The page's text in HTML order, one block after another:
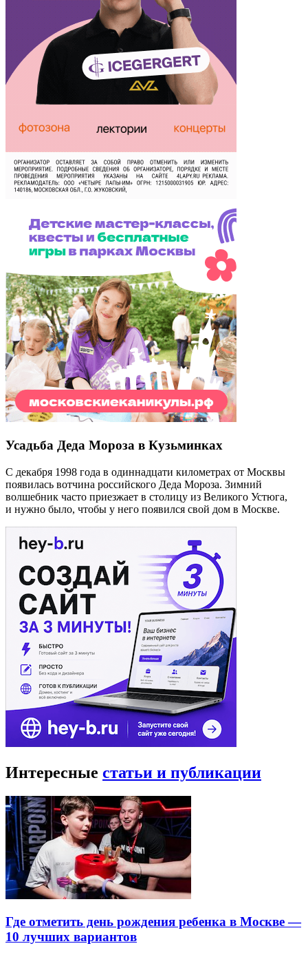
Усадьба Деда Мороза в Кузьминках
С декабря 1998 года в одиннадцати километрах от Москвы
появилась вотчина российского Деда Мороза. Зимний
волшебник часто приезжает в столицу из Великого Устюга,
и нужно было, чтобы у него появился свой дом в Москве.
Интересные статьи и публикации
Где отметить день рождения ребенка в Москве —
10 лучших вариантов